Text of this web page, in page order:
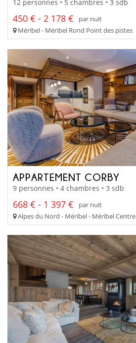
12 personnes • 5 chambres • 3 sdb
450 € - 2 178 €
par nuit
Méribel - Méribel Rond Point des pistes
APPARTEMENT CORBY
9 personnes • 4 chambres • 3 sdb
668 € - 1 397 €
par nuit
Alpes du Nord - Méribel - Méribel Centre